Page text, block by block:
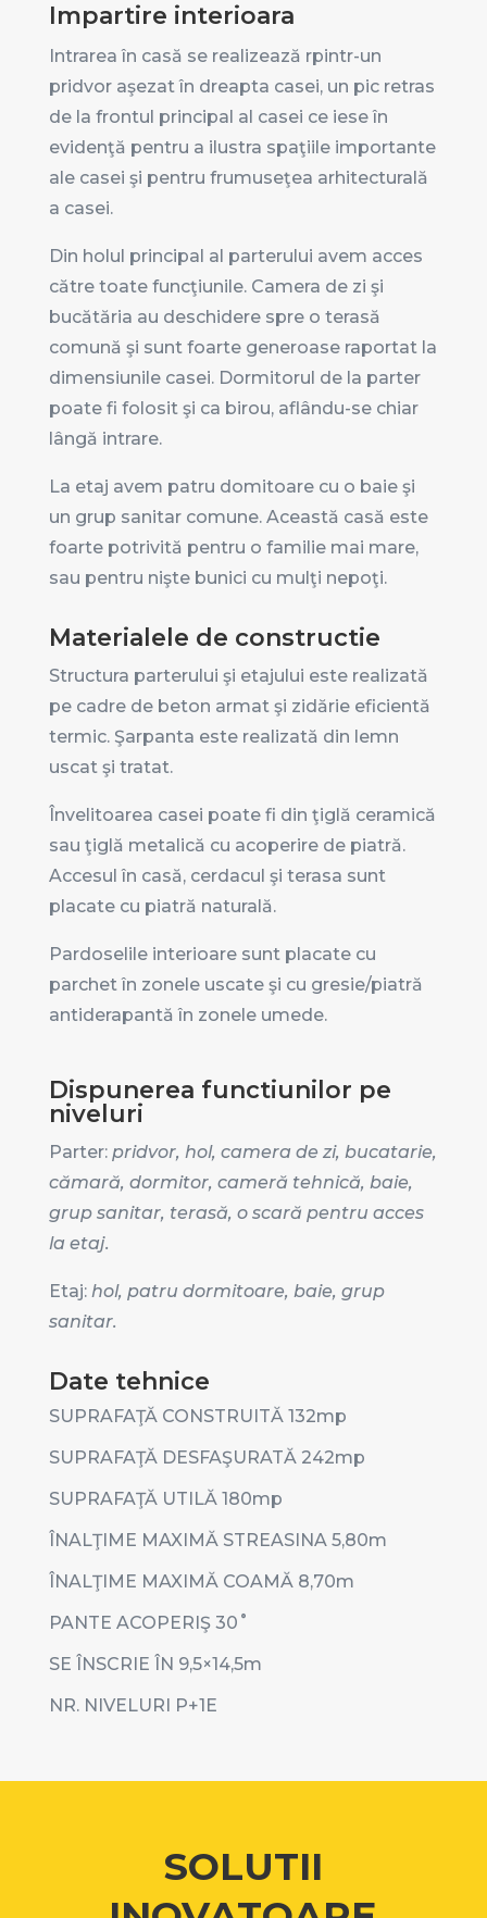
Impartire interioara
Intrarea în casă se realizează rpintr-un
pridvor aşezat în dreapta casei, un pic retras
de la frontul principal al casei ce iese în
evidenţă pentru a ilustra spaţiile importante
ale casei şi pentru frumuseţea arhitecturală
a casei.
Din holul principal al parterului avem acces
către toate funcţiunile. Camera de zi şi
bucătăria au deschidere spre o terasă
comună şi sunt foarte generoase raportat la
dimensiunile casei. Dormitorul de la parter
poate fi folosit şi ca birou, aflându-se chiar
lângă intrare.
La etaj avem patru domitoare cu o baie şi
un grup sanitar comune. Această casă este
foarte potrivită pentru o familie mai mare,
sau pentru nişte bunici cu mulţi nepoţi.
Materialele de constructie
Structura parterului şi etajului este realizată
pe cadre de beton armat şi zidărie eficientă
termic. Şarpanta este realizată din lemn
uscat şi tratat.
Învelitoarea casei poate fi din ţiglă ceramică
sau ţiglă metalică cu acoperire de piatră.
Accesul în casă, cerdacul şi terasa sunt
placate cu piatră naturală.
Pardoselile interioare sunt placate cu
parchet în zonele uscate şi cu gresie/piatră
antiderapantă în zonele umede.
Dispunerea functiunilor pe
niveluri
Parter: pridvor, hol, camera de zi, bucatarie,
cămară, dormitor, cameră tehnică, baie,
grup sanitar, terasă, o scară pentru acces
la etaj.
Etaj:hol, patru dormitoare, baie, grup
sanitar.
Date tehnice
SUPRAFAŢĂ CONSTRUITĂ 132mp
SUPRAFAŢĂ DESFAŞURATĂ 242mp
SUPRAFAŢĂ UTILĂ 180mp
ÎNALŢIME MAXIMĂ STREASINA 5,80m
ÎNALŢIME MAXIMĂ COAMĂ 8,70m
PANTE ACOPERIŞ 30˚
SE ÎNSCRIE ÎN 9,5×14,5m
NR. NIVELURI P+1E
SOLUTII